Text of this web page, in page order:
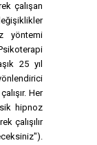
çalışan
yöntemi
25 yıl
Her
hipnoz
çalışılır